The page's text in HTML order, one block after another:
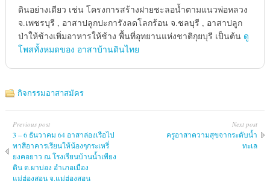
ดินอย่างเดียว เช่น โครงการสร้างฝายชะลอน้ำตามแนวพ่อหลวง
จ.เพชรบุรี , อาสาปลูกปะการังลดโลกร้อน จ.ชลบุรี , อาสาปลูก
ป่าให้ช้างเพิ่มอาหารให้ช้าง พื้นที่อุทยานแห่งชาติกุยบุรี เป็นต้น ดู
โพสทั้งหมดของ อาสาบ้านดินไทย
กิจกรรมอาสาสมัคร
Previous post
3 – 6 ธันวาคม 64 อาสาล่องเรือไป
ทาสีอาคารเรียนให้น้องๆกระเหรี่
ยงคอยาว ณ โรงเรียนบ้านน้ำเพียง
ดิน ต.ผาบ่อง อำเภอเมือง
แม่ฮ่องสอน จ.แม่ฮ่องสอน
Next post
ครูอาสาความสุขจากระดับน้ำ
ทะเล